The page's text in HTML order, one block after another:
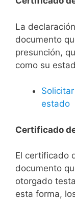
La
documento
presunción,
como su
estado
Certificado
El certificado
documento
otorgado
esta forma,